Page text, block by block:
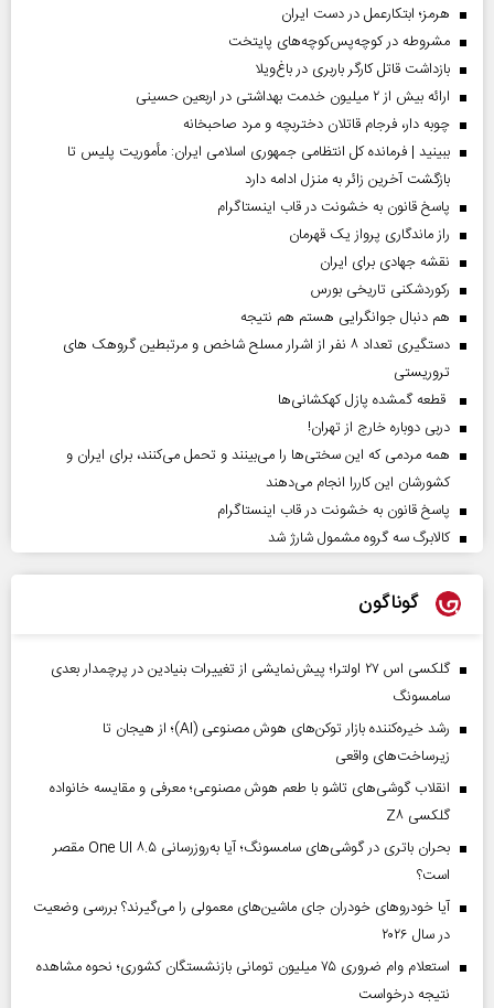
هرمز؛ ابتکارعمل در دست ایران
مشروطه در کوچه‌پس‌کوچه‌های پایتخت
بازداشت قاتل کارگر باربری در باغ‌ویلا
ارائه بیش از ۲ میلیون خدمت بهداشتی در اربعین حسینی
چوبه دار، فرجام قاتلان دختربچه و مرد صاحبخانه
ببینید | فرمانده کل انتظامی جمهوری اسلامی ایران­: مأموریت پلیس تا
بازگشت آخرین زائر به منزل ادامه دارد
پاسخ قانون به خشونت در قاب اینستاگرام
راز ماندگاری پرواز یک قهرمان
نقشه جهادی برای ایران
رکوردشکنی تاریخی بورس
هم دنبال جوانگرایی هستم هم نتیجه
دستگیری تعداد ۸ نفر از اشرار مسلح شاخص و مرتبطین گروهک های
تروریستی
قطعه گمشده پازل کهکشانی‌ها
دربی دوباره خارج از تهران!
همه مردمی که این سختی‌ها را می‌بینند و تحمل می‌کنند، برای ایران و
کشورشان این کاررا انجام می‌دهند
پاسخ قانون به خشونت در قاب اینستاگرام
کالابرگ سه گروه مشمول شارژ شد
گوناگون
گلکسی اس ۲۷ اولترا؛ پیش‌نمایشی از تغییرات بنیادین در پرچمدار بعدی
سامسونگ
رشد خیره‌کننده بازار توکن‌های هوش مصنوعی (AI)؛ از هیجان تا
زیرساخت‌های واقعی
انقلاب گوشی‌های تاشو‌ با طعم هوش مصنوعی؛ معرفی و مقایسه خانواده
گلکسی Z۸
بحران باتری در گوشی‌های سامسونگ؛ آیا به‌روزرسانی One UI ۸.۵ مقصر
است؟
آیا خودروهای خودران جای ماشین‌های معمولی را می‌گیرند؟ بررسی وضعیت
در سال ۲۰۲۶
استعلام وام ضروری ۷۵ میلیون تومانی بازنشستگان کشوری؛ نحوه مشاهده
نتیجه درخواست